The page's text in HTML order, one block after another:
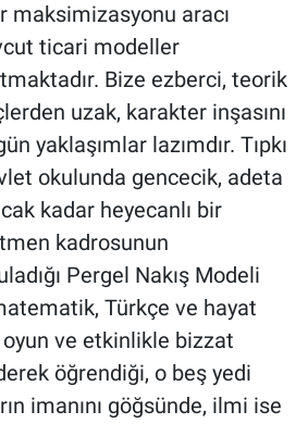
maksimizasyonu aracı
ticari modeller
Bize ezberci, teorik
uzak, karakter inşasını
yaklaşımlar lazımdır. Tıpkı
okulunda gencecik, adeta
kadar heyecanlı bir
kadrosunun
Pergel Nakış Modeli
Türkçe ve hayat
ve etkinlikle bizzat
öğrendiği, o beş yedi
imanını göğsünde, ilmi ise